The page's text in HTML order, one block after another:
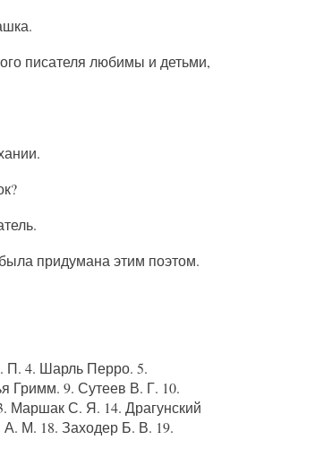
писателя любимы и детьми,
придумана этим поэтом.
П. 4. Шарль Перро. 5.
Гримм. 9. Сутеев В. Г. 10.
Маршак С. Я. 14. Драгунский
М. 18. Заходер Б. В. 19.